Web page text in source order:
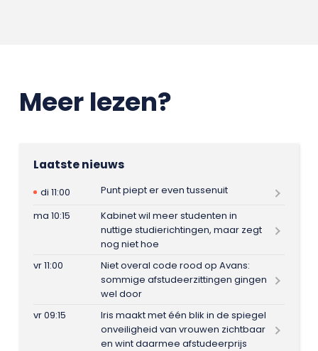
Meer lezen?
Laatste nieuws
di 11:00
Punt piept er even tussenuit
ma 10:15
Kabinet wil meer studenten in
nuttige studierichtingen, maar zegt
nog niet hoe
vr 11:00
Niet overal code rood op Avans:
sommige afstudeerzittingen gingen
wel door
vr 09:15
Iris maakt met één blik in de spiegel
onveiligheid van vrouwen zichtbaar
en wint daarmee afstudeerprijs